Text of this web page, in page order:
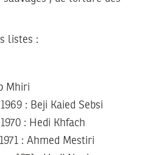
listes :
Mhiri
: Beji Kaied Sebsi
: Hedi Khfach
: Ahmed Mestiri